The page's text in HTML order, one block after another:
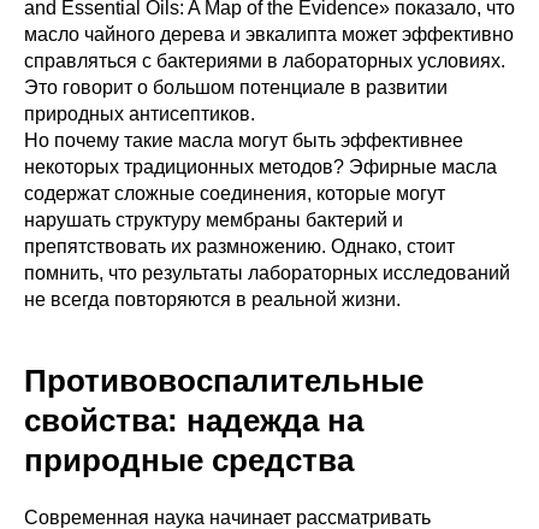
and Essential Oils: A Map of the Evidence» показало, что
масло чайного дерева и эвкалипта может эффективно
справляться с бактериями в лабораторных условиях.
Это говорит о большом потенциале в развитии
природных антисептиков.
Но почему такие масла могут быть эффективнее
некоторых традиционных методов? Эфирные масла
содержат сложные соединения, которые могут
нарушать структуру мембраны бактерий и
препятствовать их размножению. Однако, стоит
помнить, что результаты лабораторных исследований
не всегда повторяются в реальной жизни.
Противовоспалительные
свойства: надежда на
природные средства
Современная наука начинает рассматривать